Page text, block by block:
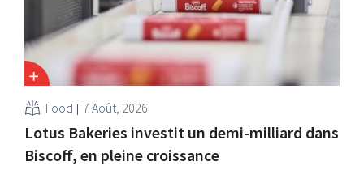
Food 7 Août, 2026
Lotus Bakeries investit un demi-milliard dans
Biscoff, en pleine croissance